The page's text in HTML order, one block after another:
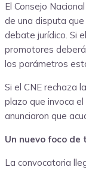
El Consejo
de una disputa
debate jurídico. Si
promotores
los parámetros
Si el CNE rechaza
plazo que invoca
anunciaron que
Un nuevo foco de
La convocatoria